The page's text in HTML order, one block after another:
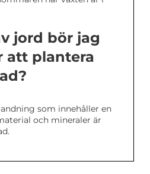
jord bör jag
att plantera
som innehåller en
och mineraler är